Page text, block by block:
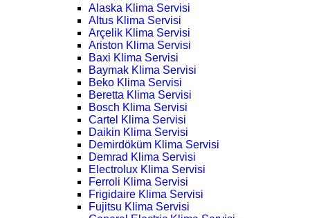
Alaska Klima Servisi
Altus Klima Servisi
Arçelik Klima Servisi
Ariston Klima Servisi
Baxi Klima Servisi
Baymak Klima Servisi
Beko Klima Servisi
Beretta Klima Servisi
Bosch Klima Servisi
Cartel Klima Servisi
Daikin Klima Servisi
Demirdöküm Klima Servisi
Demrad Klima Servisi
Electrolux Klima Servisi
Ferroli Klima Servisi
Frigidaire Klima Servisi
Fujitsu Klima Servisi